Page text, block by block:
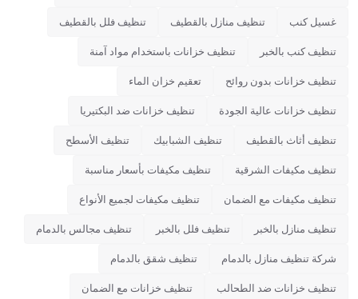
غسيل كنب تنظيف منازل بالقطيف تنظيف فلل بالقطيف
تنظيف كنب بالخبر تنظيف خزانات باستخدام مواد آمنة
تنظيف خزانات بدون روائح تعقيم خزان الماء
تنظيف خزانات عالية الجودة تنظيف خزانات ضد البكتيريا
تنظيف أثاث بالقطيف تنظيف الشبابيك تنظيف الأسطح
تنظيف مكيفات الشرقية تنظيف مكيفات بأسعار مناسبة
تنظيف مكيفات مع الضمان تنظيف مكيفات لجميع الأنواع
تنظيف منازل بالخبر تنظيف فلل بالخبر تنظيف مجالس بالدمام
شركة تنظيف منازل بالدمام تنظيف شقق بالدمام
تنظيف خزانات ضد الطحالب تنظيف خزانات مع الضمان